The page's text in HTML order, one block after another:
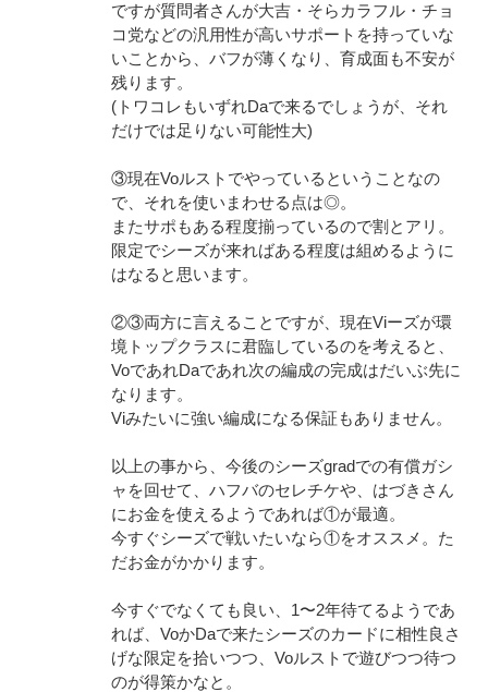
ですが質問者さんが大吉・そらカラフル・チョ
コ党などの汎用性が高いサポートを持っていな
いことから、バフが薄くなり、育成面も不安が
残ります。
(トワコレもいずれDaで来るでしょうが、それ
だけでは足りない可能性大)
③現在Voルストでやっているということなの
で、それを使いまわせる点は◎。
またサポもある程度揃っているので割とアリ。
限定でシーズが来ればある程度は組めるように
はなると思います。
②③両方に言えることですが、現在Viーズが環
境トップクラスに君臨しているのを考えると、
VoであれDaであれ次の編成の完成はだいぶ先に
なります。
Viみたいに強い編成になる保証もありません。
以上の事から、今後のシーズgradでの有償ガシ
ャを回せて、ハフバのセレチケや、はづきさん
にお金を使えるようであれば①が最適。
今すぐシーズで戦いたいなら①をオススメ。た
だお金がかかります。
今すぐでなくても良い、1〜2年待てるようであ
れば、VoかDaで来たシーズのカードに相性良さ
げな限定を拾いつつ、Voルストで遊びつつ待つ
のが得策かなと。